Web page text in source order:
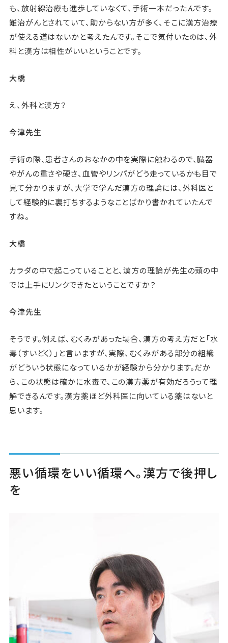
も、放射線治療も進歩していなくて、手術一本だったんです。
難治がんとされていて、助からない方が多く、そこに漢方治療
が使える道はないかと考えたんです。そこで気付いたのは、外
科と漢方は相性がいいということです。
大橋
え、外科と漢方？
今津先生
手術の際、患者さんのおなかの中を実際に触わるので、臓器
やがんの重さや硬さ、血管やリンパがどう走っているかも目で
見て分かりますが、大学で学んだ漢方の理論には、外科医と
して経験的に裏打ちするようなことばかり書かれていたんで
すね。
大橋
カラダの中で起こっていることと、漢方の理論が先生の頭の中
では上手にリンクできたということですか？
今津先生
そうです。例えば、むくみがあった場合、漢方の考え方だと「水
毒（すいどく）」と言いますが、実際、むくみがある部分の組織
がどういう状態になっているかが経験から分かります。だか
ら、この状態は確かに水毒で、この漢方薬が有効だろうって理
解できるんです。漢方薬ほど外科医に向いている薬はないと
思います。
悪い循環をいい循環へ。漢方で後押し
を